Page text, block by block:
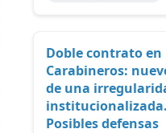
Doble contrato en
Carabineros:
de una
institucionalizada.
Posibles defensas